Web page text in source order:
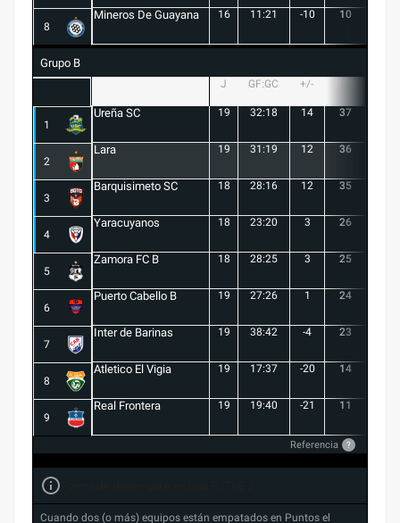
8
Mineros De Guayana 16 11:21 -10 10
Grupo B
J GF:GC +/-
1
Ureña SC 19 32:18 14 37
2
Lara 19 31:19 12 36
3
Barquisimeto SC 18 28:16 12 35
4
Yaracuyanos 18 23:20 3 26
5
Zamora FC B 18 28:25 3 25
6
Puerto Cabello B 19 27:26 1 24
7
Inter de Barinas 19 38:42 -4 23
8
Atletico El Vigia 19 17:37 -20 14
9
Real Frontera 19 19:40 -21 11
Referencia ?
Cuando dos (o más) equipos están empatados en Puntos el